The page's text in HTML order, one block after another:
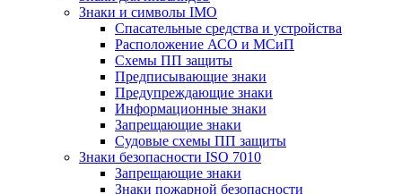
Знаки и символы IMO
Спасательные средства и устройства
Расположение АСО и МСиП
Схемы ПП защиты
Предписывающие знаки
Предупреждающие знаки
Информационные знаки
Запрещающие знаки
Судовые схемы ПП защиты
Знаки безопасности ISO 7010
Запрещающие знаки
Знаки пожарной безопасности